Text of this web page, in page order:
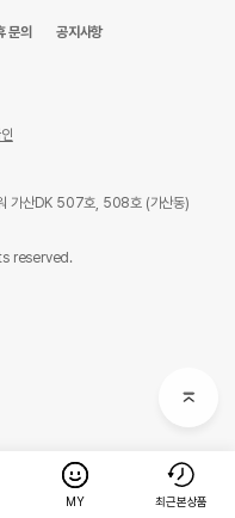
문의 공지사항
가산DK 507호, 508호 (가산동)
reserved.
MY 최근본상품